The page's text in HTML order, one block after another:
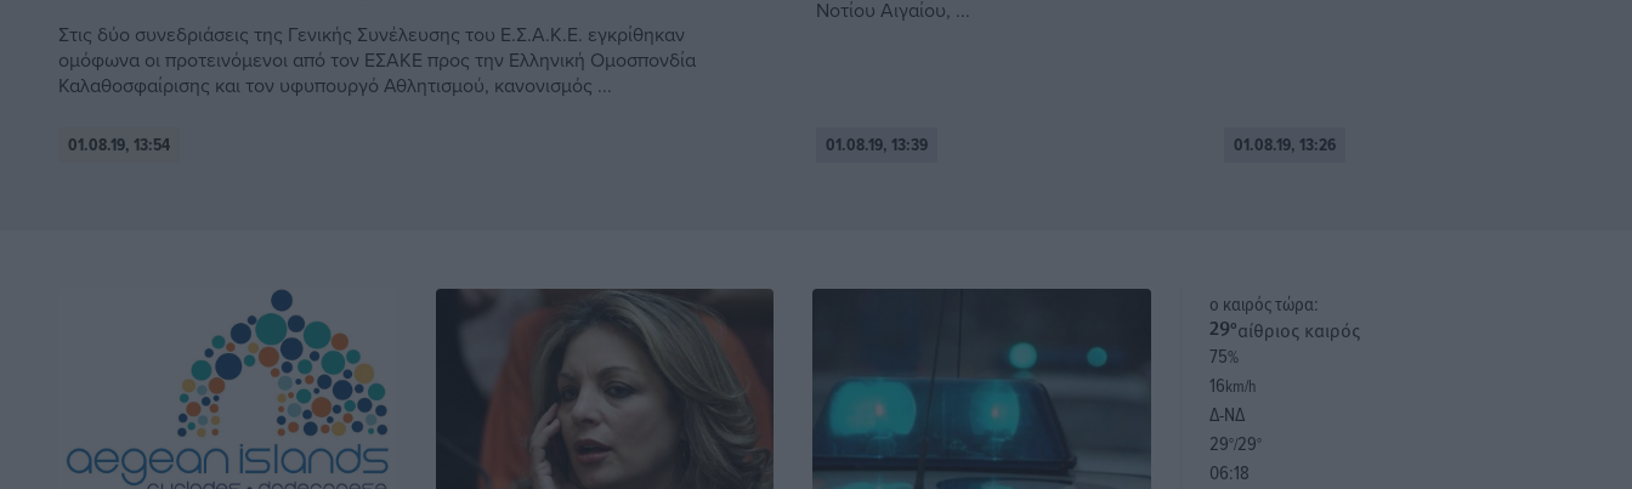
Στις δύο συνεδριάσεις της Γενικής Συνέλευσης του Ε.Σ.Α.Κ.Ε. εγκρίθηκαν
ομόφωνα οι προτεινόμενοι από τον ΕΣΑΚΕ προς την Ελληνική Ομοσπονδία
Καλαθοσφαίρισης και τον υφυπουργό Αθλητισμού, κανονισμός ...
01.08.19, 13:54
Νοτίου Αιγαίου, ...
01.08.19, 13:39 01.08.19, 13:26
o καιρός τώρα:
29°αίθριος καιρός
75%
16km/h
Δ-ΝΔ
29°/29°
06:18